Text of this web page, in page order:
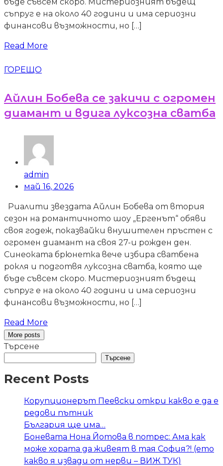
бъде съвсем скоро. Мистериозният бъдещ
съпруг е на около 40 години и има сериозни
финансови възможности, но […]
Read More
ГОРЕЩО
Айлин Бобева се закичи с огромен
диамант и вдига луксозна сватба
admin
май 16, 2026
Риалити звездата Айлин Бобева от втория
сезон на романтичното шоу „Ергенът“ обяви
своя годеж, показвайки внушителен пръстен с
огромен диамант на своя 27-и рожден ден.
Синеоката брюнетка вече избира сватбена
рокля и подготвя луксозна сватба, която ще
бъде съвсем скоро. Мистериозният бъдещ
съпруг е на около 40 години и има сериозни
финансови възможности, но […]
Read More
More posts
Търсене
Търсене
Recent Posts
Корупционерът Пеевски откри какво е да е
редови пътник
България ще има…
Боневата Нона Йотова в потрес: Ама как
може хората да живеят в тая София?! (ето
какво я извади от нерви – ВИЖ ТУК)